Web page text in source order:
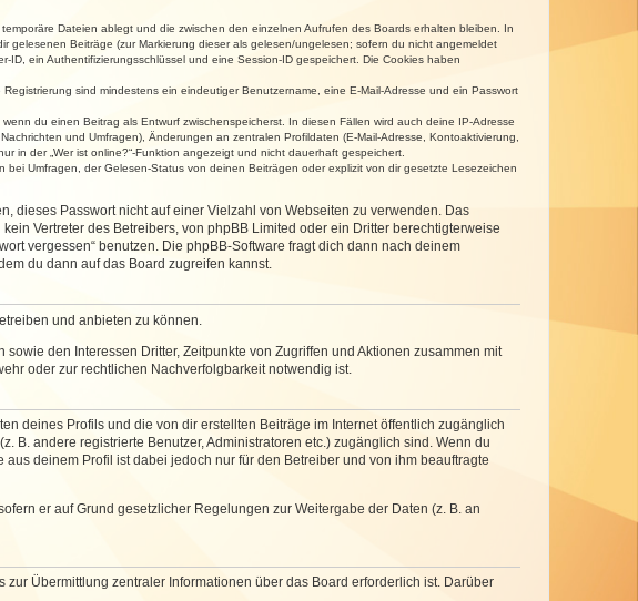
Dateien ablegt und die zwischen den einzelnen Aufrufen des Boards erhalten bleiben. In
Beiträge (zur Markierung dieser als gelesen/ungelesen; sofern du nicht angemeldet
ein Authentifizierungsschlüssel und eine Session-ID gespeichert. Die Cookies haben
sind mindestens ein eindeutiger Benutzername, eine E-Mail-Adresse und ein Passwort
du einen Beitrag als Entwurf zwischenspeicherst. In diesen Fällen wird auch deine IP-Adresse
und Umfragen), Änderungen an zentralen Profildaten (E-Mail-Adresse, Kontoaktivierung,
in der „Wer ist online?“-Funktion angezeigt und nicht dauerhaft gespeichert.
Umfragen, der Gelesen-Status von deinen Beiträgen oder explizit von dir gesetzte Lesezeichen
dieses Passwort nicht auf einer Vielzahl von Webseiten zu verwenden. Das
Vertreter des Betreibers, von phpBB Limited oder ein Dritter berechtigterweise
vergessen“ benutzen. Die phpBB-Software fragt dich dann nach deinem
du dann auf das Board zugreifen kannst.
und anbieten zu können.
den Interessen Dritter, Zeitpunkte von Zugriffen und Aktionen zusammen mit
oder zur rechtlichen Nachverfolgbarkeit notwendig ist.
deines Profils und die von dir erstellten Beiträge im Internet öffentlich zugänglich
B. andere registrierte Benutzer, Administratoren etc.) zugänglich sind. Wenn du
deinem Profil ist dabei jedoch nur für den Betreiber und von ihm beauftragte
er auf Grund gesetzlicher Regelungen zur Weitergabe der Daten (z. B. an
Übermittlung zentraler Informationen über das Board erforderlich ist. Darüber